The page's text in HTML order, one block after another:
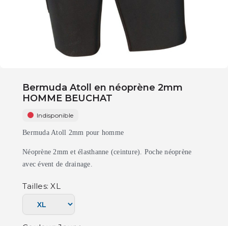
Bermuda Atoll en néoprène 2mm
HOMME BEUCHAT
Indisponible
Bermuda Atoll 2mm pour homme
Néoprène 2mm et élasthanne (ceinture). Poche néoprène
avec évent de drainage.
Tailles: XL